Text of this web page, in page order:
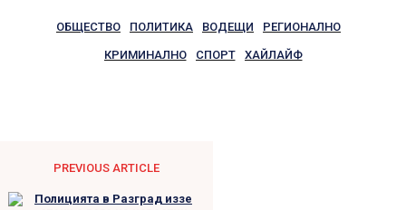
ОБЩЕСТВО ПОЛИТИКА ВОДЕЩИ РЕГИОНАЛНО
КРИМИНАЛНО СПОРТ ХАЙЛАЙФ
PREVIOUS ARTICLE